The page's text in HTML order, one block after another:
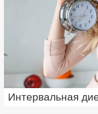
Интервальная